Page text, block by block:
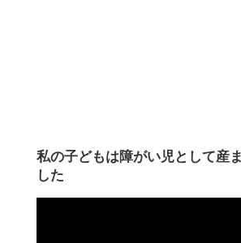
私の子どもは障がい児として産
した